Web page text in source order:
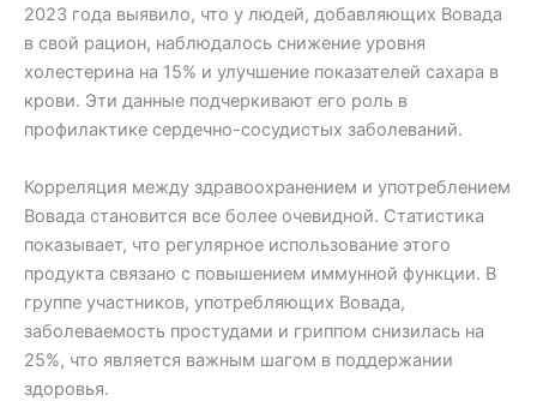
2023 года выявило, что у людей, добавляющих Вовада
в свой рацион, наблюдалось снижение уровня
холестерина на 15% и улучшение показателей сахара в
крови. Эти данные подчеркивают его роль в
профилактике сердечно-сосудистых заболеваний.
Корреляция между здравоохранением и употреблением
Вовада становится все более очевидной. Статистика
показывает, что регулярное использование этого
продукта связано с повышением иммунной функции. В
группе участников, употребляющих Вовада,
заболеваемость простудами и гриппом снизилась на
25%, что является важным шагом в поддержании
здоровья.